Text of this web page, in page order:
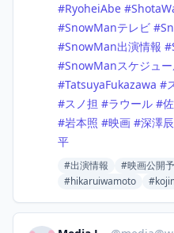
#RyoheiAbe #
#SnowManテレビ #
#SnowMan出演情報 #
#SnowManスケジュ
#TatsuyaFukazawa #
#スノ担 #ラウール #
#岩本照 #映画 #深澤
平
#出演情報 #映画公開
#hikaruiwamoto